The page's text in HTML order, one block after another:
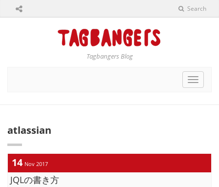
Search
Tagbangers Blog
Toggle
atlassian
14 Nov 2017
JQLの書き方